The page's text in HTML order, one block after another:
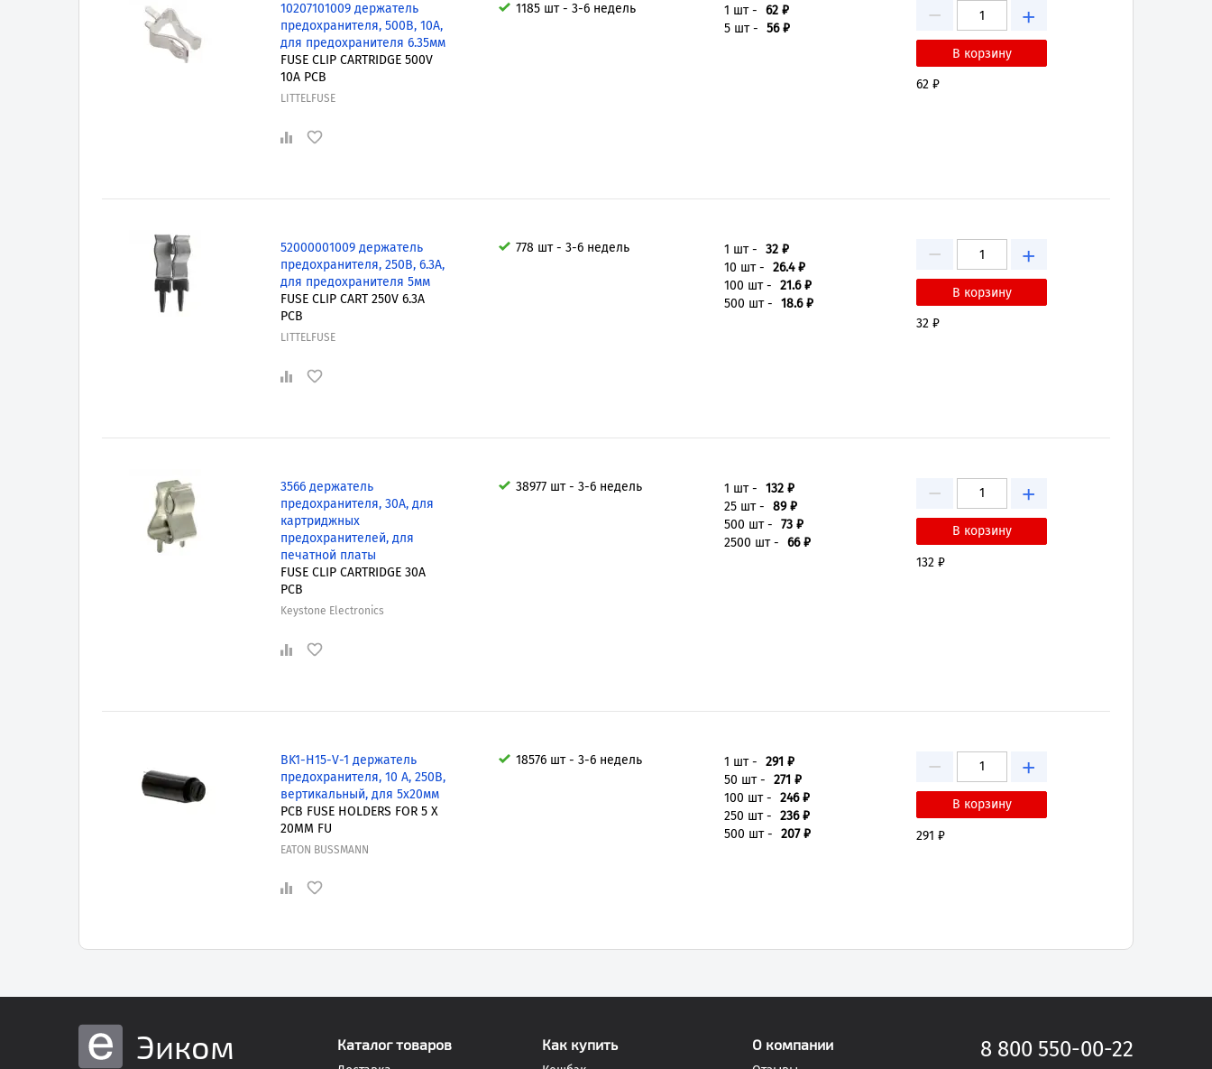
10207101009 держатель
предохранителя, 500В, 10А,
для предохранителя 6.35мм
FUSE CLIP CARTRIDGE 500V
10A PCB
LITTELFUSE
1185 шт - 3-6 недель 1 шт - 62 ₽
5 шт - 56 ₽ − +
62 ₽
52000001009 держатель
предохранителя, 250В, 6.3А,
для предохранителя 5мм
FUSE CLIP CART 250V 6.3A
PCB
LITTELFUSE
778 шт - 3-6 недель 1 шт - 32 ₽
10 шт - 26.4 ₽
100 шт - 21.6 ₽
500 шт - 18.6 ₽
− +
32 ₽
3566 держатель
предохранителя, 30А, для
картриджных
предохранителей, для
печатной платы
FUSE CLIP CARTRIDGE 30A
PCB
Keystone Electronics
38977 шт - 3-6 недель 1 шт - 132 ₽
25 шт - 89 ₽
500 шт - 73 ₽
2500 шт - 66 ₽
− +
132 ₽
BK1-H15-V-1 держатель
предохранителя, 10 А, 250В,
вертикальный, для 5x20мм
PCB FUSE HOLDERS FOR 5 X
20MM FU
EATON BUSSMANN
18576 шт - 3-6 недель 1 шт - 291 ₽
50 шт - 271 ₽
100 шт - 246 ₽
250 шт - 236 ₽
500 шт - 207 ₽
− +
291 ₽
Эиком Каталог товаров Как купить О компании 8 800 550-00-22